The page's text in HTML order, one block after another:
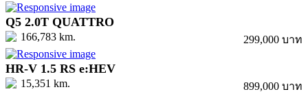
Q5 2.0T QUATTRO
166,783 km. 299,000 บาท
HR-V 1.5 RS e:HEV
15,351 km. 899,000 บาท